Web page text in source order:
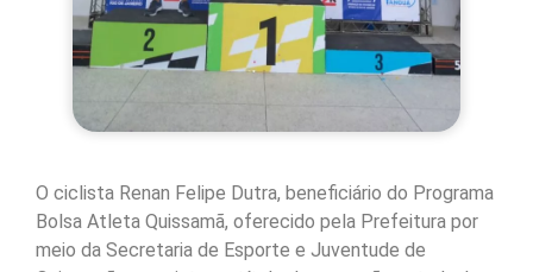
O ciclista Renan Felipe Dutra, beneficiário do Programa
Bolsa Atleta Quissamã, oferecido pela Prefeitura por
meio da Secretaria de Esporte e Juventude de